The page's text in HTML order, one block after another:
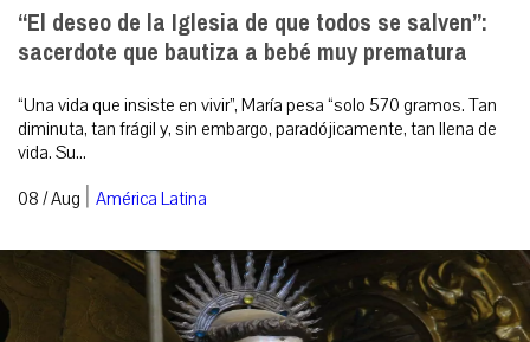
“El deseo de la Iglesia de que todos se salven”:
sacerdote que bautiza a bebé muy prematura
“Una vida que insiste en vivir”, María pesa “solo 570 gramos. Tan
diminuta, tan frágil y, sin embargo, paradójicamente, tan llena de
vida. Su...
08 / Aug | América Latina